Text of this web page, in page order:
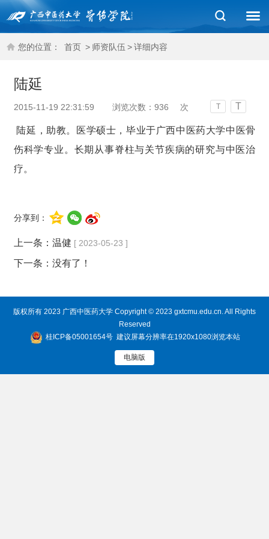
您的位置： 首页 > 师资队伍 >详细内容
陆延
2015-11-19 22:31:59 浏览次数： 936 次 T T
陆延，助教。医学硕士，毕业于广西中医药大学中医骨
伤科学专业。长期从事脊柱与关节疾病的研究与中医治
疗。
分享到：
上一条： 温健 [ 2023-05-23 ]
下一条：没有了！
版权所有 2023 广西中医药大学 Copyright © 2023 gxtcmu.edu.cn. All Rights
Reserved
桂ICP备05001654号 建议屏幕分辨率在1920x1080浏览本站
电脑版